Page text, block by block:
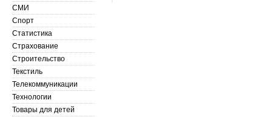
СМИ
Спорт
Статистика
Страхование
Строительство
Текстиль
Телекоммуникации
Технологии
Товары для детей